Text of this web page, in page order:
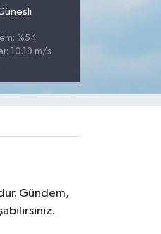
%54
10.19 m/s
Gündem,